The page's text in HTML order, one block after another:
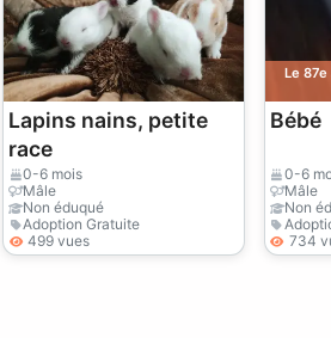
Lapins nains, petite
race
0-6 mois
Mâle
Non éduqué
Adoption Gratuite
499 vues
Le
Bébé
0-6
Mâle
Non
734